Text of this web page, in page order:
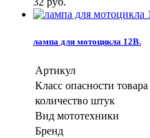
лампа для мотоцикла 12В.
Артикул
Класс опасности товара
количество штук
Вид мототехники
Бренд